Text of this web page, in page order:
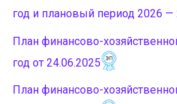
год и плановый период 2026 —
План финансово-
год от 24.06.2025
План финансово-